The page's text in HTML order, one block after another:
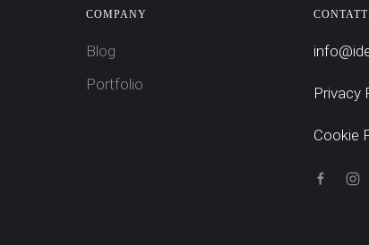
COMPANY
Blog
Portfolio
Privacy
Cookie